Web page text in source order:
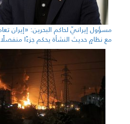
مسؤول إيرانيّ لحاكم البحرين: «إيران تعاملت
مع نظامٍ حديث النشأة يحكم جزءًا منفصلًا من